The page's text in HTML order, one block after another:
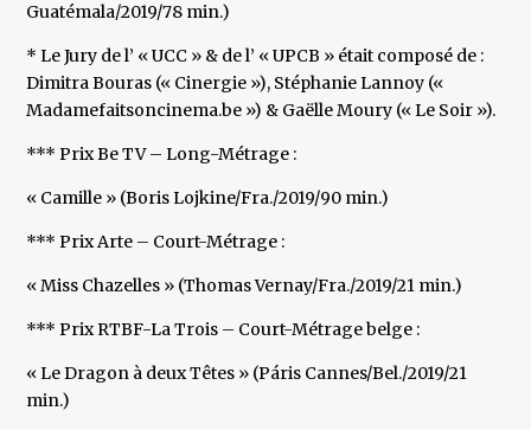
Guatémala/2019/78 min.)
* Le Jury de l’ « UCC » & de l’ « UPCB » était composé de :
Dimitra Bouras (« Cinergie »), Stéphanie Lannoy («
Madamefaitsoncinema.be ») & Gaëlle Moury (« Le Soir »).
*** Prix Be TV – Long-Métrage :
« Camille » (Boris Lojkine/Fra./2019/90 min.)
*** Prix Arte – Court-Métrage :
« Miss Chazelles » (Thomas Vernay/Fra./2019/21 min.)
*** Prix RTBF-La Trois – Court-Métrage belge :
« Le Dragon à deux Têtes » (Páris Cannes/Bel./2019/21
min.)